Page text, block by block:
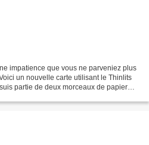
impatience que vous ne parveniez plus
un nouvelle carte utilisant le Thinlits
partie de deux morceaux de papier